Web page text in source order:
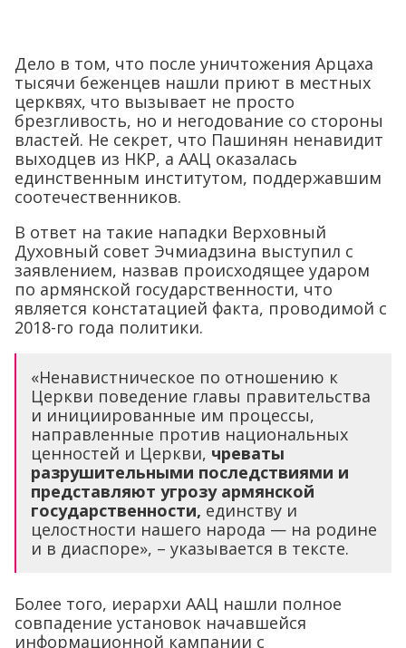
Дело в том, что после уничтожения Арцаха
тысячи беженцев нашли приют в местных
церквях, что вызывает не просто
брезгливость, но и негодование со стороны
властей. Не секрет, что Пашинян ненавидит
выходцев из НКР, а ААЦ оказалась
единственным институтом, поддержавшим
соотечественников.
В ответ на такие нападки Верховный
Духовный совет Эчмиадзина выступил с
заявлением, назвав происходящее ударом
по армянской государственности, что
является констатацией факта, проводимой с
2018-го года политики.
«Ненавистническое по отношению к
Церкви поведение главы правительства
и инициированные им процессы,
направленные против национальных
ценностей и Церкви, чреваты
разрушительными последствиями и
представляют угрозу армянской
государственности, единству и
целостности нашего народа — на родине
и в диаспоре», – указывается в тексте.
Более того, иерархи ААЦ нашли полное
совпадение установок начавшейся
информационной кампании с